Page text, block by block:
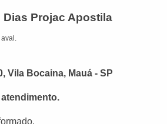
Dias Projac Apostila
aval.
Vila Bocaina, Mauá - SP